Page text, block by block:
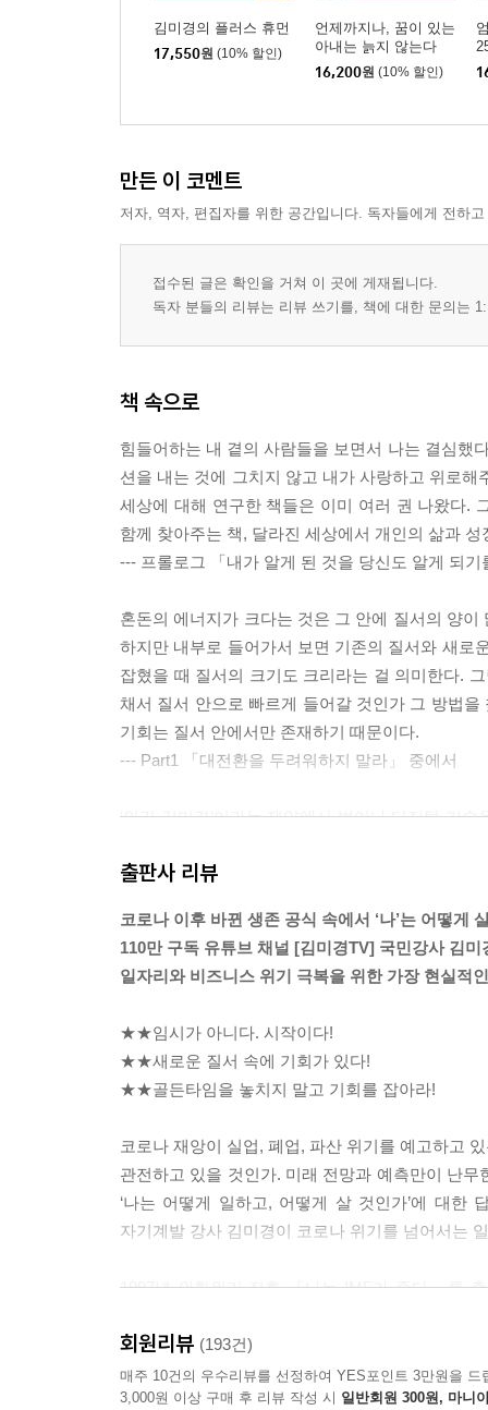
김미경의 플러스 휴먼
17,550원 (10% 할인)
언제까지나, 꿈이 있는
아내는 늙지 않는다
16,200원 (10% 할인)
만든 이 코멘트
저자, 역자, 편집자를 위한 공간입니다. 독자들에게 전하
접수된 글은 확인을 거쳐 이 곳에 게재됩니다.
독자 분들의 리뷰는 리뷰 쓰기를, 책에 대한 문의는
책 속으로
힘들어하는 내 곁의 사람들을 보면서 나는 결심했
션을 내는 것에 그치지 않고 내가 사랑하고 위로
세상에 대해 연구한 책들은 이미 여러 권 나왔다.
함께 찾아주는 책, 달라진 세상에서 개인의 삶과
--- 프롤로그 「내가 알게 된 것을 당신도 알게 되기
혼돈의 에너지가 크다는 것은 그 안에 질서의 양이
하지만 내부로 들어가서 보면 기존의 질서와 새로
잡혔을 때 질서의 크기도 크리라는 걸 의미한다.
채서 질서 안으로 빠르게 들어갈 것인가 그 방법
기회는 질서 안에서만 존재하기 때문이다.
--- Part1 「대전환을 두려워하지 말라」 중에서
‘인간 김미경’이라는 제약에서 벗어나 디지털 기
무한대로 확장되는 것을 말한다. 초연결을 만드는
이상의 ‘지능’을 활용해 물리적 제약 없이 ‘연결’
대안으로 강력하게 떠오르고 있다. 4차 산업혁명
연결인 것이다.
코로나 이후, 우리는 어떤 모습으로 일하고 어떻
말 그대로, 어떤 변수가 오든지 내가 원하는 일을
일을 그만두고 간호해야 할 수도 있다. 남편이 실
수도 있고, 직장이 문을 닫을 수도 있다. 내부와
워커다. 그것도 내가 가장 잘하는 일, 하고 싶은 일
--- Part 2 「내 인생을 바꾸는 4가지 리부트 공식」
에 놓인 문제를 풀어내야 한다. 그런데 이 리부트
세상이 내준 귀찮은 숙제이자 내 일을 방해하는
출판사 리뷰
코로나 이후 바뀐 생존 공식 속에서 ‘나’는 어떻게
110만 구독 유튜브 채널 [김미경TV] 국민강사 김미
일자리와 비즈니스 위기 극복을 위한 가장 현실적
★★임시가 아니다. 시작이다!
★★새로운 질서 속에 기회가 있다!
★★골든타임을 놓치지 말고 기회를 잡아라!
코로나 재앙이 실업, 폐업, 파산 위기를 예고하고
관전하고 있을 것인가. 미래 전망과 예측만이 난무
‘나는 어떻게 일하고, 어떻게 살 것인가’에 대한
자기계발 강사 김미경이 코로나 위기를 넘어서는
1997년 외환위기 직후 『나는 IMF가 좋다』를
썼다. 사회적 거리두기로 고객과의 접점을 잃어
기회를 잡고자 하는 사람들은 이 책을 통해 ‘개
혼돈이 크면 기회도 큰 법이다. 위기처럼 보이는
회원리뷰 (193건)
매주 10건의 우수리뷰를 선정하여 YES포인트 3만원을 드
3,000원 이상 구매 후 리뷰 작성 시 일반회원 300원, 마니